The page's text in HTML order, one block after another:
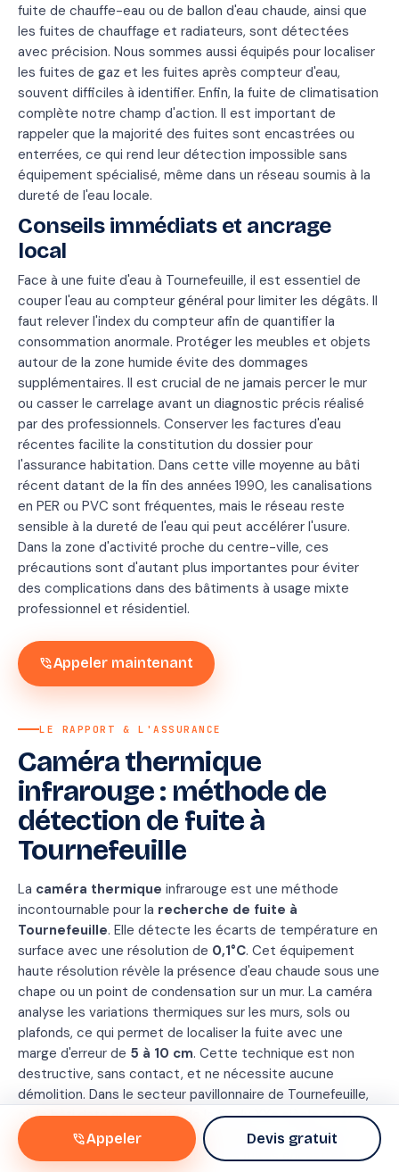
fuite de chauffe-eau ou de ballon d'eau chaude, ainsi que
les fuites de chauffage et radiateurs, sont détectées
avec précision. Nous sommes aussi équipés pour localiser
les fuites de gaz et les fuites après compteur d'eau,
souvent difficiles à identifier. Enfin, la fuite de climatisation
complète notre champ d'action. Il est important de
rappeler que la majorité des fuites sont encastrées ou
enterrées, ce qui rend leur détection impossible sans
équipement spécialisé, même dans un réseau soumis à la
dureté de l'eau locale.
Conseils immédiats et ancrage
local
Face à une fuite d'eau à Tournefeuille, il est essentiel de
couper l'eau au compteur général pour limiter les dégâts. Il
faut relever l'index du compteur afin de quantifier la
consommation anormale. Protéger les meubles et objets
autour de la zone humide évite des dommages
supplémentaires. Il est crucial de ne jamais percer le mur
ou casser le carrelage avant un diagnostic précis réalisé
par des professionnels. Conserver les factures d'eau
récentes facilite la constitution du dossier pour
l'assurance habitation. Dans cette ville moyenne au bâti
récent datant de la fin des années 1990, les canalisations
en PER ou PVC sont fréquentes, mais le réseau reste
sensible à la dureté de l'eau qui peut accélérer l'usure.
Dans la zone d'activité proche du centre-ville, ces
précautions sont d'autant plus importantes pour éviter
des complications dans des bâtiments à usage mixte
professionnel et résidentiel.
phone_in_talkAppeler maintenant
de
Méthode
Durée
1 h
IRSI
LE RAPPORT & L'ASSURANCE
Caméra thermique
infrarouge : méthode de
détection de fuite à
Tournefeuille
La caméra thermique infrarouge est une méthode
incontournable pour la recherche de fuite à
Tournefeuille. Elle détecte les écarts de température en
surface avec une résolution de 0,1°C. Cet équipement
haute résolution révèle la présence d'eau chaude sous une
chape ou un point de condensation sur un mur. La caméra
analyse les variations thermiques sur les murs, sols ou
plafonds, ce qui permet de localiser la fuite avec une
marge d'erreur de 5 à 10 cm. Cette technique est non
destructive, sans contact, et ne nécessite aucune
démolition. Dans le secteur pavillonnaire de Tournefeuille,
où le bâti date en majorité de la fin du XXe siècle, cette
méthode est particulièrement adaptée pour préserver les
revêtements tout en détectant les fuites encastrées.
phone_in_talkAppeler Devis gratuit